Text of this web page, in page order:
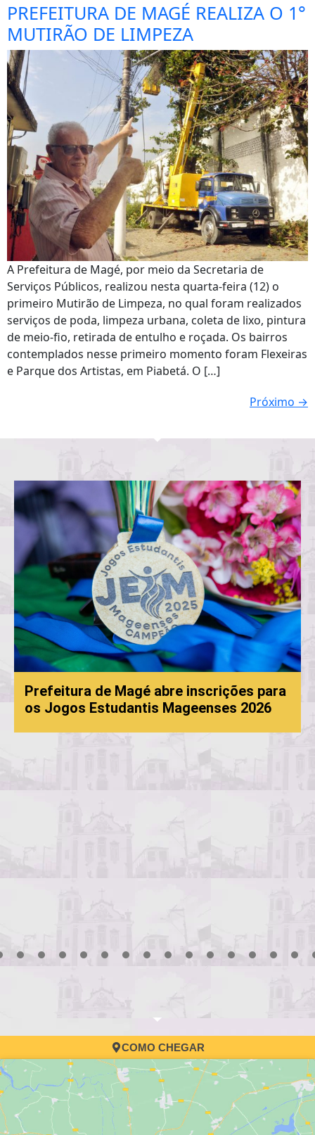
PREFEITURA DE MAGÉ REALIZA O 1°
MUTIRÃO DE LIMPEZA
A Prefeitura de Magé, por meio da Secretaria de
Serviços Públicos, realizou nesta quarta-feira (12) o
primeiro Mutirão de Limpeza, no qual foram realizados
serviços de poda, limpeza urbana, coleta de lixo, pintura
de meio-fio, retirada de entulho e roçada. Os bairros
contemplados nesse primeiro momento foram Flexeiras
e Parque dos Artistas, em Piabetá. O […]
Próximo →
abre inscrições para
Mageenses 2026
convocação
COMO CHEGAR